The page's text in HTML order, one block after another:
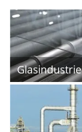
Glasindustrie